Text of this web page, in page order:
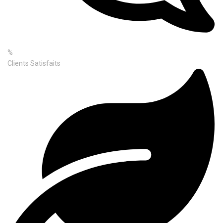
%
Clients Satisfaits